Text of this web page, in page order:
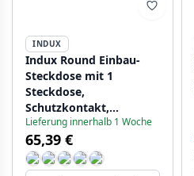
INDUX
Indux Round Einbau-
Steckdose mit 1
Steckdose,
Schutzkontakt,
Edelstahl 1208972312
Lieferung innerhalb 1 Woche
65,39 €